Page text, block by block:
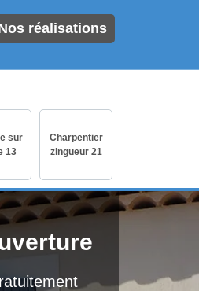
réalisations
sur
13
Charpentier
zingueur 21